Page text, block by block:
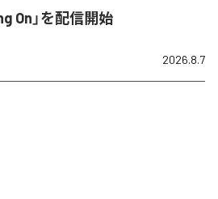
On」を配信開始
2026.8.7